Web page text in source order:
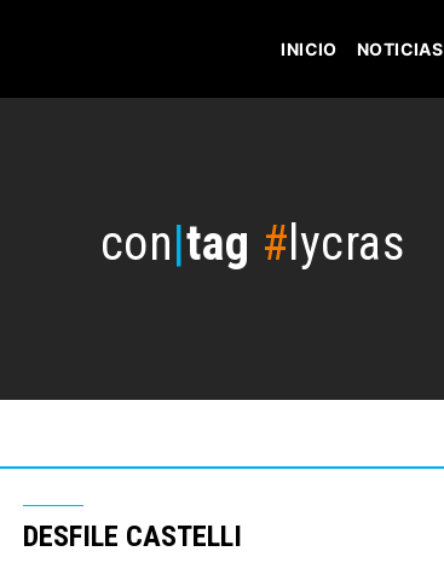
INICIO NOTICIAS
con|tag # lycras
DESFILE CASTELLI